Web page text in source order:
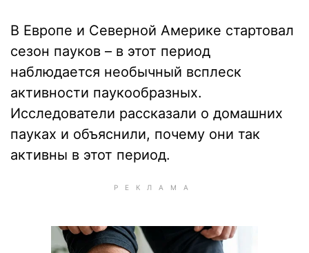
В Европе и Северной Америке стартовал
сезон пауков – в этот период
наблюдается необычный всплеск
активности паукообразных.
Исследователи рассказали о домашних
пауках и объяснили, почему они так
активны в этот период.